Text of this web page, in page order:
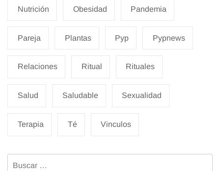
Nutrición Obesidad Pandemia
Pareja Plantas Pyp Pypnews
Relaciones Ritual Rituales
Salud Saludable Sexualidad
Terapia Té Vinculos